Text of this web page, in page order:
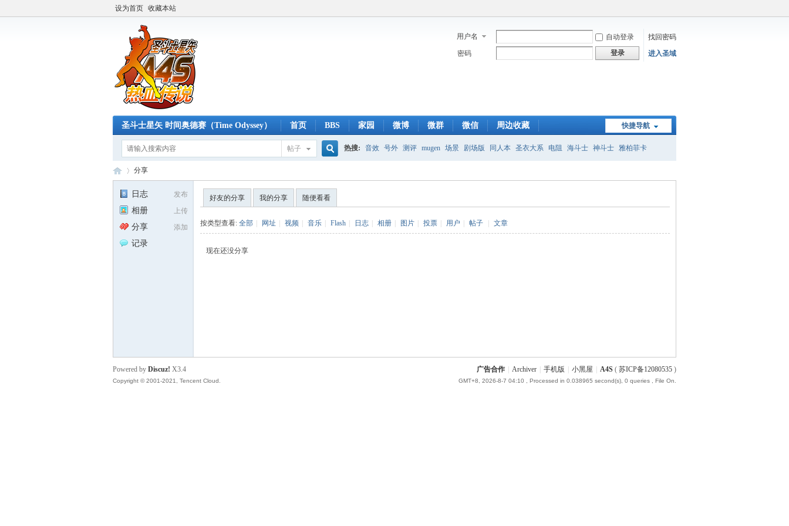
设为首页 收藏本站
用户名 自动登录
找回密码
密码
登录 进入圣域
快捷导航
圣斗士星矢 时间奥德赛（Time Odyssey） 首页 BBS 家园 微博 微群 微信 周边收藏
帖子 热搜: 音效 号外 测评 mugen 场景 剧场版 同人本 圣衣大系 电阻 海斗士 神斗士 雅柏菲卡
分享
发布
日志
上传
相册
添加
分享
记录
好友的分享 我的分享 随便看看
按类型查看: 全部 网址 视频 音乐 Flash 日志 相册 图片 投票 用户 帖子 文章
现在还没分享
广告合作 Archiver 手机版 小黑屋 A4S ( 苏ICP备12080535 )
GMT+8, 2026-8-7 04:10 , Processed in 0.038965 second(s), 0 queries , File On.
Powered by Discuz! X3.4
Copyright © 2001-2021, Tencent Cloud.